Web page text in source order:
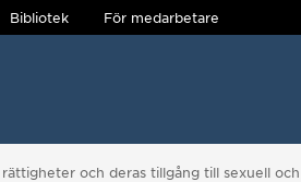
Bibliotek För medarbetare
och deras tillgång till sexuell